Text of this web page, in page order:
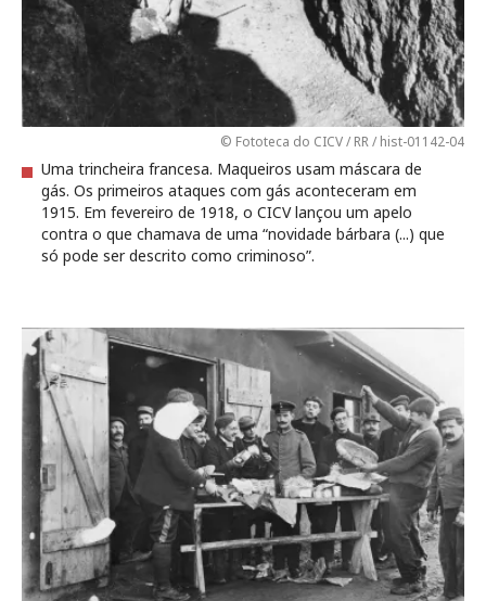
© Fototeca do CICV / RR / hist-01142-04
Uma trincheira francesa. Maqueiros usam máscara de
gás. Os primeiros ataques com gás aconteceram em
1915. Em fevereiro de 1918, o CICV lançou um apelo
contra o que chamava de uma “novidade bárbara (...) que
só pode ser descrito como criminoso”.